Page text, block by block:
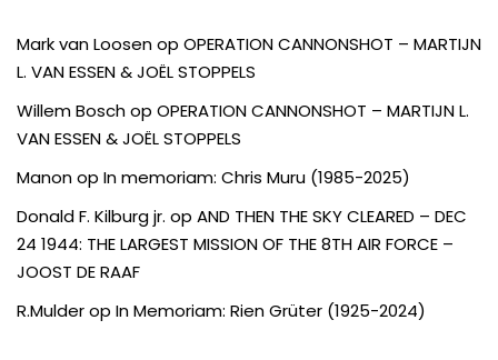
Mark van Loosenop OPERATION CANNONSHOT – MARTIJN
L. VAN ESSEN & JOËL STOPPELS
Willem Boschop OPERATION CANNONSHOT – MARTIJN L.
VAN ESSEN & JOËL STOPPELS
Manonop In memoriam: Chris Muru (1985-2025)
Donald F. Kilburg jr. op AND THEN THE SKY CLEARED – DEC
24 1944: THE LARGEST MISSION OF THE 8TH AIR FORCE –
JOOST DE RAAF
R.Mulderop In Memoriam: Rien Grüter (1925-2024)